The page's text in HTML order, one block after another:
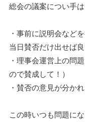
総会の議案につい手
・事前に説明会など
当日賛否だけ出せば
・理事会運営上の問
ので賛成して！）
・賛否の意見が分か
この時いつも問題に